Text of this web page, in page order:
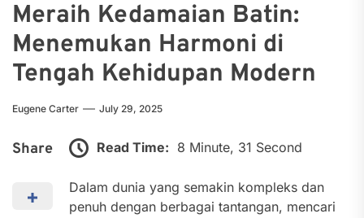
Meraih Kedamaian Batin:
Menemukan Harmoni di
Tengah Kehidupan Modern
Eugene Carter July 29, 2025
Share Read Time: 8 Minute, 31 Second
Dalam dunia yang semakin kompleks dan
penuh dengan berbagai tantangan, mencari